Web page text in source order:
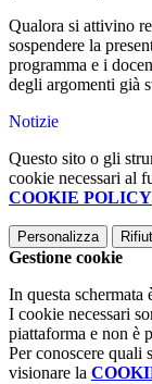
Qualora si attivino
sospendere la
programma e i
degli argomenti già
Notizie
Questo sito o gli
cookie necessari al
COOKIE POLICY
Personalizza
Gestione cookie
In questa schermata
I cookie necessari
piattaforma e non è
Per conoscere quali
visionare la